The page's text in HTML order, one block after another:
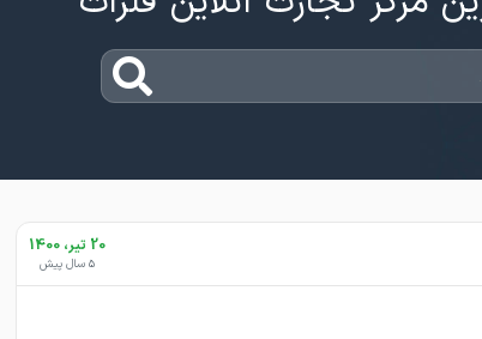
20 تیر، 1400
5 سال پیش